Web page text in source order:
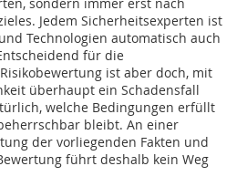
sondern immer erst nach
Jedem Sicherheitsexperten ist
Technologien automatisch auch
für die
ist aber doch, mit
überhaupt ein Schadensfall
welche Bedingungen erfüllt
bleibt. An einer
der vorliegenden Fakten und
führt deshalb kein Weg